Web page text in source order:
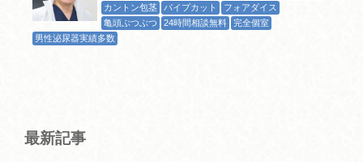
カントン包茎
パイプカット
フォアダイス
亀頭ぶつぶつ
24時間相談無料
完全個室
男性泌尿器実績多数
最新記事